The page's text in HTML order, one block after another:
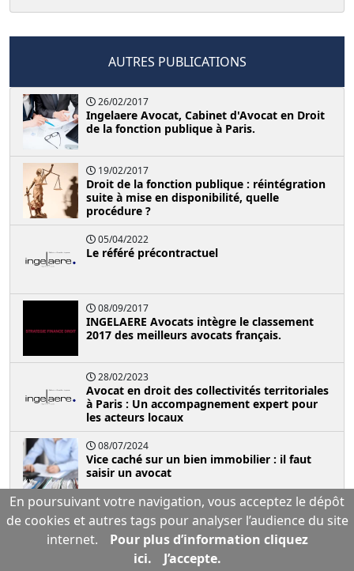
AUTRES PUBLICATIONS
26/02/2017
Ingelaere Avocat, Cabinet d'Avocat en Droit
de la fonction publique à Paris.
19/02/2017
Droit de la fonction publique : réintégration
suite à mise en disponibilité, quelle
procédure ?
05/04/2022
Le référé précontractuel
08/09/2017
INGELAERE Avocats intègre le classement
2017 des meilleurs avocats français.
28/02/2023
Avocat en droit des collectivités territoriales
à Paris : Un accompagnement expert pour
les acteurs locaux
08/07/2024
Vice caché sur un bien immobilier : il faut
saisir un avocat
Retrouvez toutes nos publications
En poursuivant votre navigation, vous acceptez le dépôt
de cookies et autres tags pour analyser l’audience du site
internet.
Pour plus d’information cliquez
ici.
J’accepte.